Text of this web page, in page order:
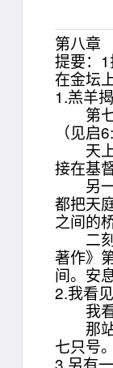
第八章
提要：
在金坛上
1.羔羊
第七
（见
天上
接在基
另一
都把天
之间的
二刻
著作》
间。安
2.我看
我看
那站
七只号
3.另有